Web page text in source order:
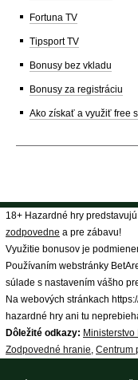
Fortuna TV
Tipsport TV
Bonusy bez vkladu
Bonusy za registráciu
Ako získať a využiť free
18+ Hazardné hry
zodpovedne a pre zábavu!
Využitie bonusov je
Používaním webstránky
súlade s nastavením vášho
Na webových stránkach
hazardné hry ani tu
Dôležité odkazy:
Zodpovedné hranie, Centrum